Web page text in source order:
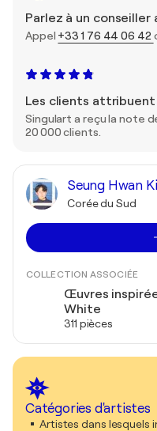
Parlez à un
Appel +33 1 76 44 06 42
Les clients attribuent
Singulart a reçu la note
20 000 clients.
Seung Hwan
Corée du Sud
COLLECTION ASSOCIÉE
Œuvres
White
311 pièces
Catégories d'artistes
Artistes dans lesquels